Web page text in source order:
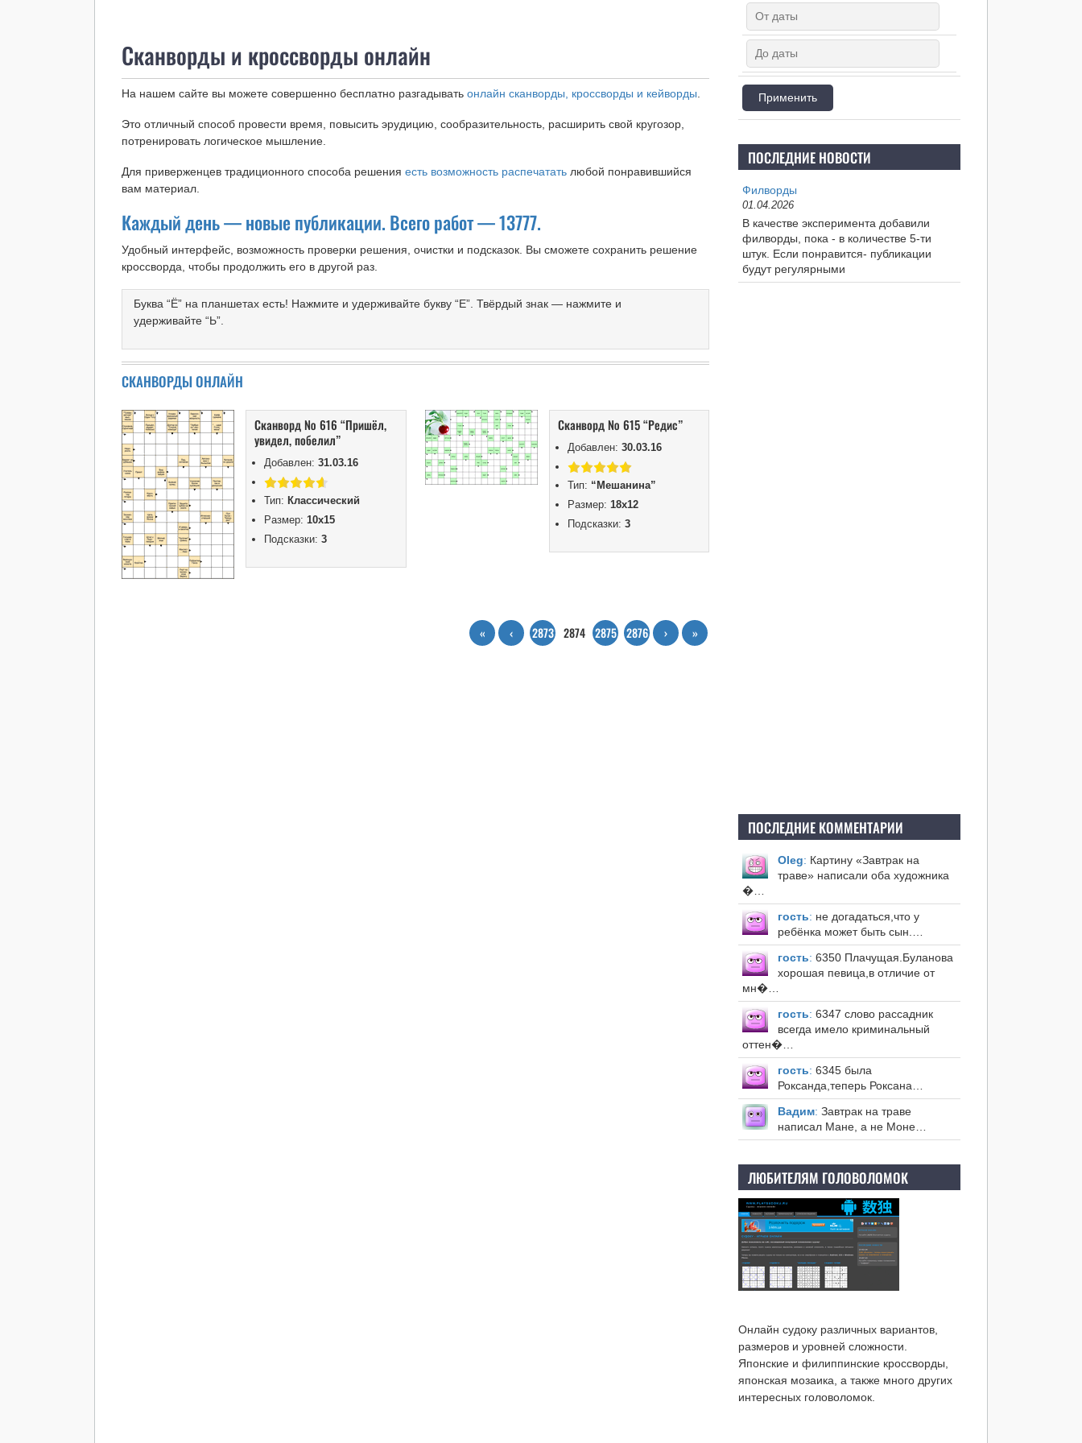
i
Сканворды и кроссворды онлайн
На нашем сайте вы можете совершенно бесплатно разгадыватьонлайн сканворды, кроссворды и кейворды.
Это отличный способ провести время, повысить эрудицию, сообразительность, расширить свой кругозор,
потренировать логическое мышление.
Для приверженцев традиционного способа решенияесть возможность распечатать любой понравившийся
вам материал.
Каждый день — новые публикации. Всего работ — 13777.
Удобный интерфейс, возможность проверки решения, очистки и подсказок. Вы сможете сохранить решение
кроссворда, чтобы продолжить его в другой раз.
Буква “Ё” на планшетах есть! Нажмите и удерживайте букву “Е”. Твёрдый знак — нажмите и
удерживайте “Ь”.
СКАНВОРДЫ ОНЛАЙН
Сканворд № 616 “Пришёл,
увидел, побелил”
Добавлен:31.03.16
Тип: Классический
Размер: 10х15
Подсказки:3
Сканворд № 615 “Редис”
Добавлен: 30.03.16
Тип: “Мешанина”
Размер: 18х12
Подсказки: 3
« ‹ 2873 2874 2875 2876 › »
ПОСЛЕДНИЕ НОВОСТИ
Филворды
01.04.2026
В качестве эксперимента добавили
филворды, пока - в количестве 5-ти
штук. Если понравится- публикации
будут регулярными
ПОСЛЕДНИЕ КОММЕНТАРИИ
Оleg: Картину «Завтрак на
траве» написали оба художника
�…
гость: не догадаться,что у
ребёнка может быть сын.…
гость: 6350 Плачущая.Буланова
хорошая певица,в отличие от
мн�…
гость: 6347 слово рассадник
всегда имело криминальный
оттен�…
гость: 6345 была
Роксанда,теперь Роксана…
Вадим: Завтрак на траве
написал Мане, а не Моне…
ЛЮБИТЕЛЯМ ГОЛОВОЛОМОК
Онлайн судоку различных вариантов,
размеров и уровней сложности.
Японские и филиппинские кроссворды,
японская мозаика, а также много других
интересных головоломок.